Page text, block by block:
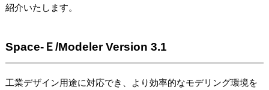
紹介いたします。
Space-Ｅ/Modeler Version 3.1
工業デザイン用途に対応でき、より効率的なモデリング環境を